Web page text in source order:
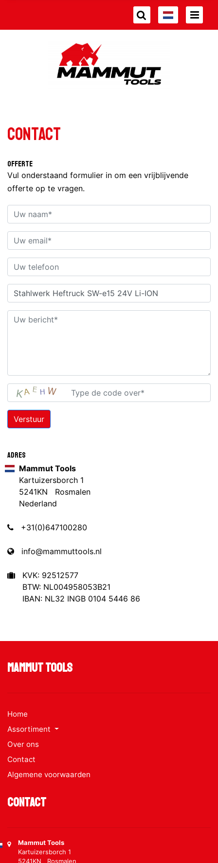
Contact
Offerte
Vul onderstaand formulier in om een vrijblijvende
offerte op te vragen.
Verstuur
Adres
Mammut Tools
Kartuizersborch 1
5241KN Rosmalen
Nederland
+31(0)647100280
info@mammuttools.nl
KVK: 92512577
BTW: NL004958053B21
IBAN: NL32 INGB 0104 5446 86
Mammut Tools
Home
Assortiment
Over ons
Contact
Algemene voorwaarden
Contact
Mammut Tools
Kartuizersborch 1
5241KN Rosmalen